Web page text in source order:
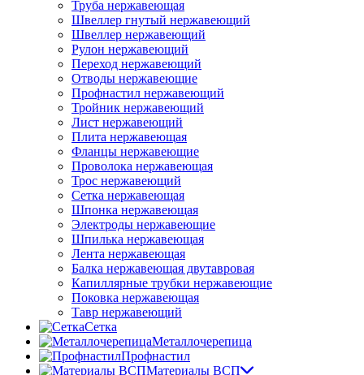
Труба нержавеющая
Швеллер гнутый нержавеющий
Швеллер нержавеющий
Рулон нержавеющий
Переход нержавеющий
Отводы нержавеющие
Профнастил нержавеющий
Тройник нержавеющий
Лист нержавеющий
Плита нержавеющая
Фланцы нержавеющие
Проволока нержавеющая
Трос нержавеющий
Сетка нержавеющая
Шпонка нержавеющая
Электроды нержавеющие
Шпилька нержавеющая
Лента нержавеющая
Балка нержавеющая двутавровая
Капиллярные трубки нержавеющие
Поковка нержавеющая
Тавр нержавеющий
Сетка
Металлочерепица
Профнастил
Материалы ВСП